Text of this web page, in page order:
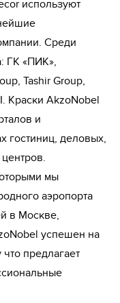
используют
Среди
ГК «ПИК»,
Tashir Group,
Краски AkzoNobel
и
гостиниц, деловых,
мы
аэропорта
в Москве,
успешен на
предлагает